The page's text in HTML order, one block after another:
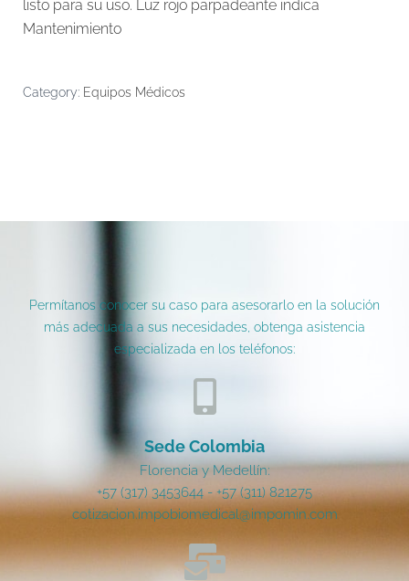
listo para su uso. Luz rojo parpadeante indica
Mantenimiento
Category: Equipos Médicos
Permítanos conocer su caso para asesorarlo en la solución
más adecuada a sus necesidades, obtenga asistencia
especializada en los teléfonos:
Sede Colombia
Florencia y Medellín:
+57 (317) 3453644 - +57 (311) 821275
cotizacion.impobiomedical@impomin.com